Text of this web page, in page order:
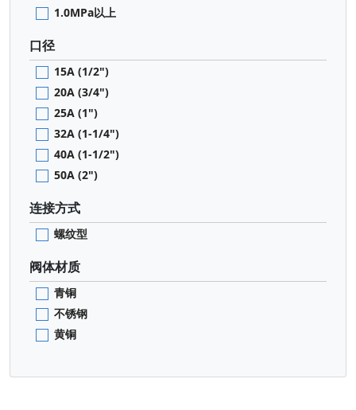
1.0MPa以上
口径
15A (1/2")
20A (3/4")
25A (1")
32A (1-1/4")
40A (1-1/2")
50A (2")
连接方式
螺纹型
阀体材质
青铜
不锈钢
黄铜